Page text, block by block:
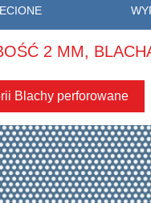
2 MM,
Blachy perforowane